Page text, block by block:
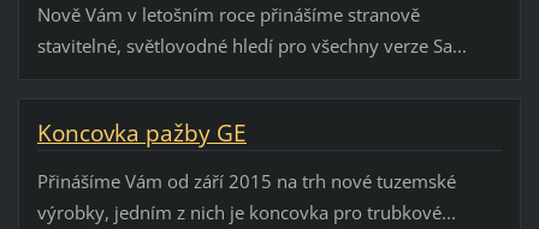
Nově Vám v letošním roce přinášíme stranově
stavitelné, světlovodné hledí pro všechny verze Sa...
Koncovka pažby GE
Přinášíme Vám od září 2015 na trh nové tuzemské
výrobky, jedním z nich je koncovka pro trubkové...